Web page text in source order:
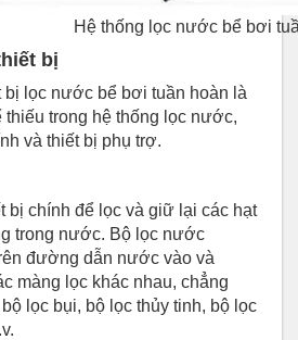
Hệ thống lọc nước bể bơi
bị
bị lọc nước bể bơi tuần hoàn là
thiếu trong hệ thống lọc nước,
và thiết bị phụ trợ.
bị chính để lọc và giữ lại các hạt
trong nước. Bộ lọc nước
đường dẫn nước vào và
màng lọc khác nhau, chẳng
lọc bụi, bộ lọc thủy tinh, bộ lọc